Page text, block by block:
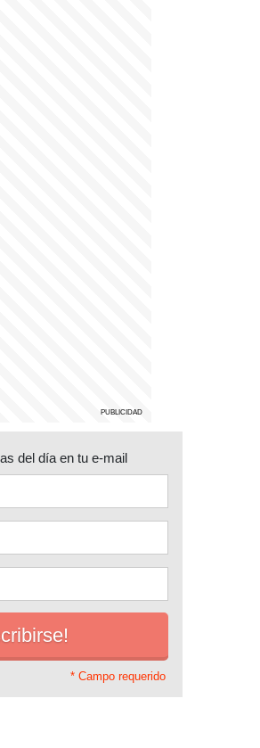
del día en tu e-mail
* Campo requerido